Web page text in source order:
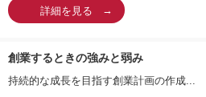
詳細を見る
創業するときの強みと弱み
持続的な成長を目指す創業計画の作成...